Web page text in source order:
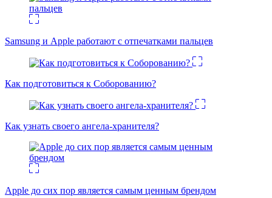
Samsung и Apple работают с отпечатками пальцев
Как подготовиться к Соборованию?
Как узнать своего ангела-хранителя?
Apple до сих пор является самым ценным брендом